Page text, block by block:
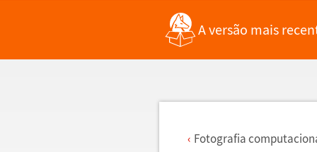
Voltar para Últimas Novidades
A versão mais
Fotografia